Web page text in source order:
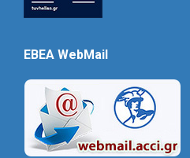
EBEA WebMail